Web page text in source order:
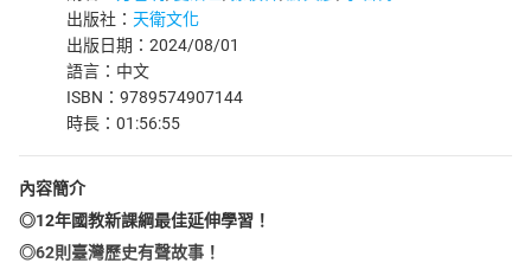
出版社： 天衛文化
出版日期：2024/08/01
語言：中文
ISBN：9789574907144
時長：01:56:55
內容簡介
◎12年國教新課綱最佳延伸學習！
◎62則臺灣歷史有聲故事！